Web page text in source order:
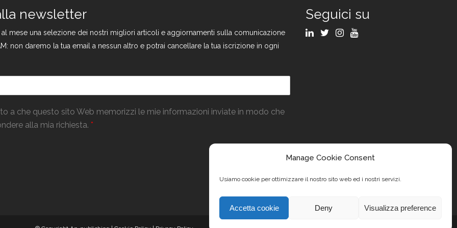
Manage Cookie Consent
Usiamo cookie per ottimizzare il nostro sito web ed i nostri servizi.
Accetta cookie Deny Visualizza preference
newsletter
al mese una selezione dei nostri migliori articoli e aggiornamenti sulla comunicazione
non daremo la tua email a nessun altro e potrai cancellare la tua iscrizione in ogni
a che questo sito Web memorizzi le mie informazioni inviate in modo che
alla mia richiesta. *
Seguici su